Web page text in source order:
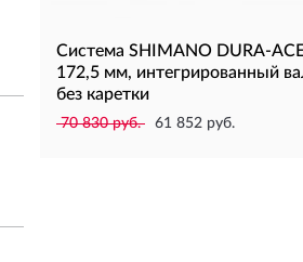
Система SHIMANO DURA-
172,5 мм, интегрированный
без каретки
70 830 руб. 61 852 руб.